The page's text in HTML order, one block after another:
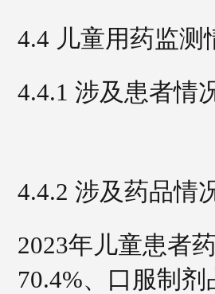
4.4 儿童用药监
4.4.1 涉及患者
4.4.2 涉及药品
2023年儿童患者
70.4%、口服制